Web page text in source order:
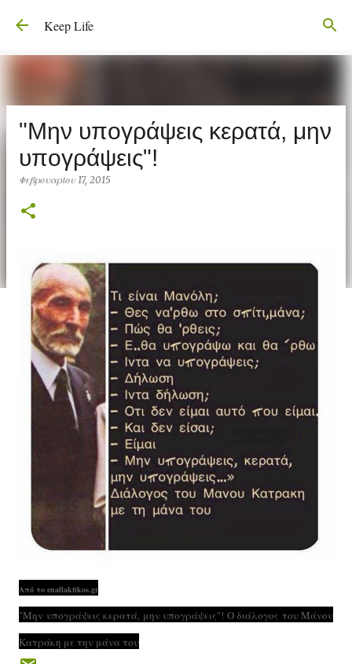
Μετάβαση στο κύριο περιεχόμενο
Keep Life
"Μην υπογράψεις κερατά, μην
υπογράψεις"!
Φεβρουαρίου 17, 2015
Από το enallaktikos.gr
"Μην υπογράψεις κερατά, μην υπογράψεις"! Ο διάλογος του Μάνου
Κατράκη με την μάνα του